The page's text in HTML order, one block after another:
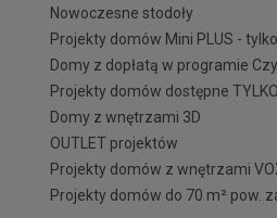
Nowoczesne stodoły
Projekty domów Mini PLUS -
Domy z dopłatą w programie
Projekty domów dostępne
Domy z wnętrzami 3D
OUTLET projektów
Projekty domów z wnętrzami
Projekty domów do 70 m² pow.